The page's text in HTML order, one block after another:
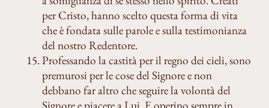
per Cristo, hanno scelto questa forma di vita
che è fondata sulle parole e sulla testimonianza
del nostro Redentore.
Professando la castità per il regno dei cieli, sono
premurosi per le cose del Signore e non
debbano far altro che seguire la volontà del